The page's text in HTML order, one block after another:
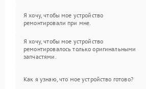
Я хочу, чтобы мое устройство
ремонтировали при мне.
Я хочу, чтобы мое устройство
ремонтировалось только оригинальными
запчастями.
Как я узнаю, что мое устройство готово?